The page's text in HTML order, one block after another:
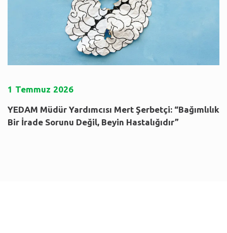
1 Temmuz 2026
YEDAM Müdür Yardımcısı Mert Şerbetçi: “Bağımlılık
Bir İrade Sorunu Değil, Beyin Hastalığıdır”